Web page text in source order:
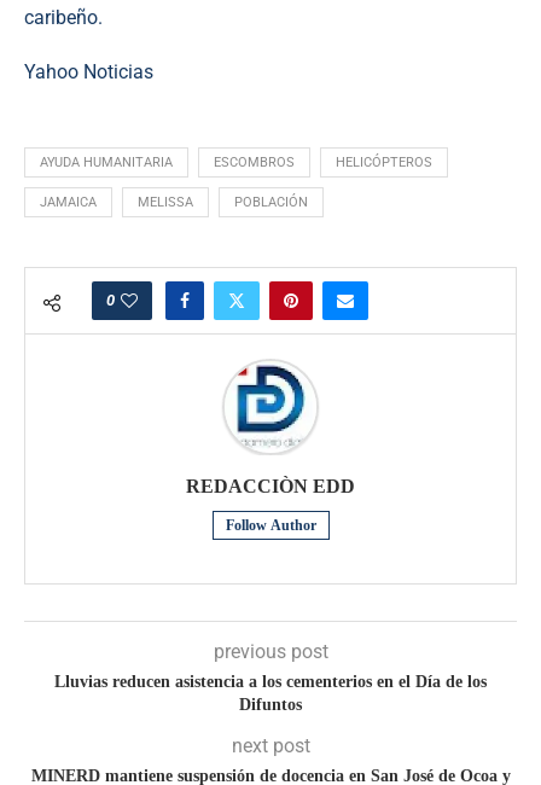
caribeño.
Yahoo Noticias
AYUDA HUMANITARIA ESCOMBROS HELICÓPTEROS
JAMAICA MELISSA POBLACIÓN
0
REDACCIÒN EDD
Follow Author
previous post
Lluvias reducen asistencia a los cementerios en el Día de los
Difuntos
next post
MINERD mantiene suspensión de docencia en San José de Ocoa y